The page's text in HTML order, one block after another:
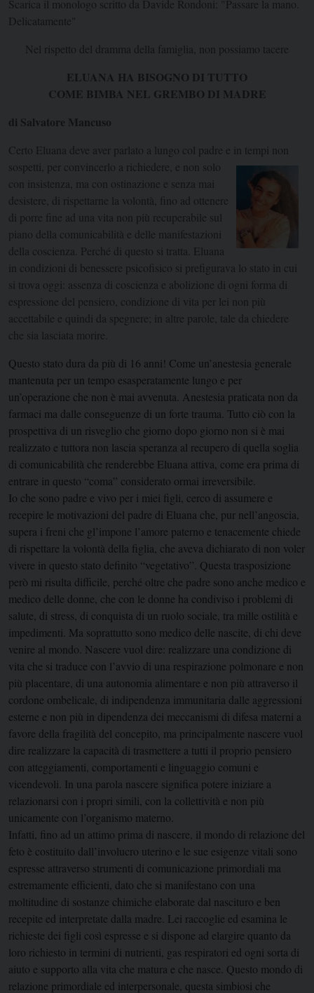
Scarica il monologo scritto da Davide Rondoni: "Passare la mano.
Delicatamente"
Nel rispetto del dramma della famiglia, non possiamo tacere
ELUANA HA BISOGNO DI TUTTO
COME BIMBA NEL GREMBO DI MADRE
di Salvatore Mancuso
Certo Eluana deve aver parlato a lungo col padre e in tempi non
sospetti, per convincerlo a richiedere, e non solo
con insistenza, ma con ostinazione e senza mai
desistere, di rispettarne la volontà, fino ad ottenere
di porre fine ad una vita non più recuperabile sul
piano della comunicabilità e delle manifestazioni
della coscienza. Perché di questo si tratta. Eluana
in condizioni di benessere psicofisico si prefigurava lo stato in cui
si trova oggi: assenza di coscienza e abolizione di ogni forma di
espressione del pensiero, condizione di vita per lei non più
accettabile e quindi da spegnere; in altre parole, tale da chiedere
che sia lasciata morire.
Questo stato dura da più di 16 anni! Come un’anestesia generale
mantenuta per un tempo esasperatamente lungo e per
un’operazione che non è mai avvenuta. Anestesia praticata non da
farmaci ma dalle conseguenze di un forte trauma. Tutto ciò con la
prospettiva di un risveglio che giorno dopo giorno non si è mai
realizzato e tuttora non lascia speranza al recupero di quella soglia
di comunicabilità che renderebbe Eluana attiva, come era prima di
entrare in questo “coma” considerato ormai irreversibile.
Io che sono padre e vivo per i miei figli, cerco di assumere e
recepire le motivazioni del padre di Eluana che, pur nell’angoscia,
supera i freni che gl’impone l’amore paterno e tenacemente chiede
di rispettare la volontà della figlia, che aveva dichiarato di non voler
vivere in questo stato definito “vegetativo”. Questa trasposizione
però mi risulta difficile, perché oltre che padre sono anche medico e
medico delle donne, che con le donne ha condiviso i problemi di
salute, di stress, di conquista di un ruolo sociale, tra mille ostilità e
impedimenti. Ma soprattutto sono medico delle nascite, di chi deve
venire al mondo. Nascere vuol dire: realizzare una condizione di
vita che si traduce con l’avvio di una respirazione polmonare e non
più placentare, di una autonomia alimentare e non più attraverso il
cordone ombelicale, di indipendenza immunitaria dalle aggressioni
esterne e non più in dipendenza dei meccanismi di difesa materni a
favore della fragilità del concepito, ma principalmente nascere vuol
dire realizzare la capacità di trasmettere a tutti il proprio pensiero
con atteggiamenti, comportamenti e linguaggio comuni e
vicendevoli. In una parola nascere significa potere iniziare a
relazionarsi con i propri simili, con la collettività e non più
unicamente con l’organismo materno.
Infatti, fino ad un attimo prima di nascere, il mondo di relazione del
feto è costituito dall’involucro uterino e le sue esigenze vitali sono
espresse attraverso strumenti di comunicazione primordiali ma
estremamente efficienti, dato che si manifestano con una
moltitudine di sostanze chimiche elaborate dal nascituro e ben
recepite ed interpretate dalla madre. Lei raccoglie ed esamina le
richieste dei figli così espresse e si dispone ad elargire quanto da
loro richiesto in termini di nutrienti, gas respiratori ed ogni sorta di
aiuto e supporto alla vita che matura e che nasce. Questo mondo di
relazione primordiale ed interpersonale, questa simbiosi che